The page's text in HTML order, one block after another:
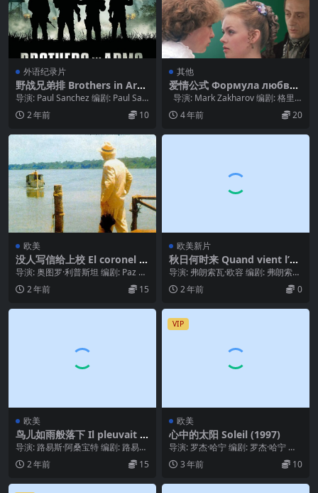
外语纪录片
野战兄弟排 Brothers in Arm
s (2018)
导演: Paul Sanchez 编剧: Paul San
chez 主演: 汤姆...
2 年前 10
其他
爱情公式 Формула любви
(1984)
导演: Mark Zakharov 编剧: 格里
高利·果林 / 阿...
4 年前 20
欧美
没人写信给上校 El coronel n
o tiene quien le escriba (19
99)
导演: 奥图罗·利普斯坦 编剧: Paz Ali
cia Garciadiego ...
2 年前 15
欧美新片
秋日何时来 Quand vient l’au
tomne (2024)
导演: 弗朗索瓦·欧容 编剧: 弗朗索瓦
·欧容 / 菲利普·皮亚佐 主演: 海伦...
2 年前 0
欧美
鸟儿如雨般落下 Il pleuvait d
es oiseaux (2019)
导演: 路易斯·阿桑宝特 编剧: 路易斯
·阿桑宝特 / Jocelyne Sau...
2 年前 15
VIP
欧美
心中的太阳 Soleil (1997)
导演: 罗杰·哈宁 编剧: 罗杰·哈宁 主
演: 索菲娅·罗兰 / 菲利普·努瓦雷...
3 年前 10